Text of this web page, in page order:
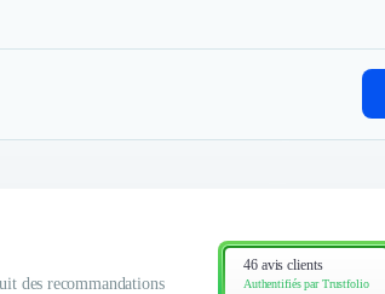
des recommandations
46 avis clients
Authentifiés par Trustfolio